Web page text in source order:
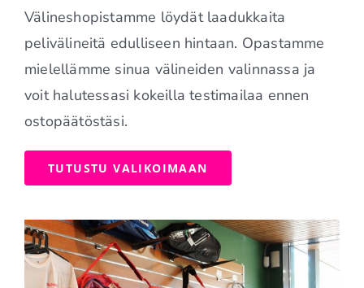
Välineshopistamme löydät laadukkaita
pelivälineitä edulliseen hintaan. Opastamme
mielellämme sinua välineiden valinnassa ja
voit halutessasi kokeilla testimailaa ennen
ostopäätöstäsi.
TUTUSTU VALIKOIMAAN